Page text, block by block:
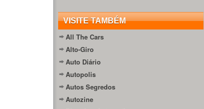
VISITE TAMBÉM
All The Cars
Alto-Giro
Auto Diário
Autopolis
Autos Segredos
Autozine